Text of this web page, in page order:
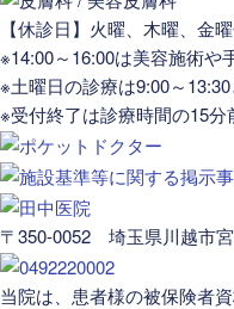
【休診日】火曜、木曜、金
※14:00～16:00は美容施術や
※土曜日の診療は9:00～13:30
※受付終了は診療時間の15分
〒350-0052 埼玉県川越市
当院は、患者様の被保険者